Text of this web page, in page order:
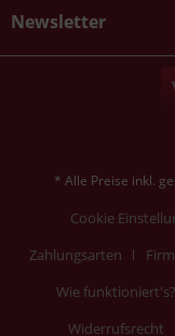
Newsletter
* Alle Preise inkl.
Cookie
Zahlungsarten
Wie funktioniert's?
Widerrufsrecht